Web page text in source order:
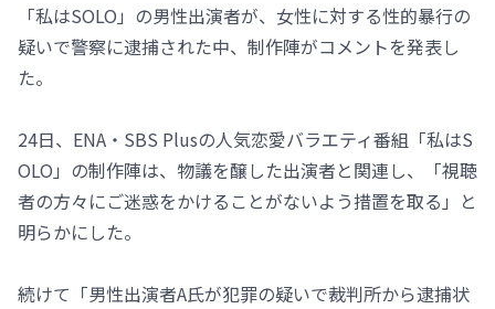
「私はSOLO」の男性出演者が、女性に対する性的暴行の
疑いで警察に逮捕された中、制作陣がコメントを発表し
た。
24日、ENA・SBS Plusの人気恋愛バラエティ番組「私はS
OLO」の制作陣は、物議を醸した出演者と関連し、「視聴
者の方々にご迷惑をかけることがないよう措置を取る」と
明らかにした。
続けて「男性出演者A氏が犯罪の疑いで裁判所から逮捕状